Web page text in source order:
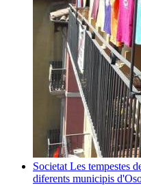
Societat Les tempestes
diferents municipis